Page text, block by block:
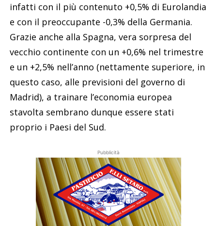
infatti con il più contenuto +0,5% di Eurolandia
e con il preoccupante -0,3% della Germania.
Grazie anche alla Spagna, vera sorpresa del
vecchio continente con un +0,6% nel trimestre
e un +2,5% nell’anno (nettamente superiore, in
questo caso, alle previsioni del governo di
Madrid), a trainare l’economia europea
stavolta sembrano dunque essere stati
proprio i Paesi del Sud.
Pubblicità